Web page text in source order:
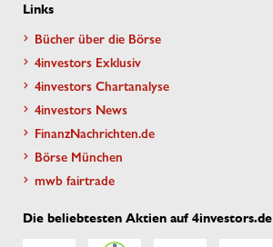
Links
Bücher über die Börse
4investors Exklusiv
4investors Chartanalyse
4investors News
FinanzNachrichten.de
Börse München
mwb fairtrade
Die beliebtesten Aktien auf 4investors.de